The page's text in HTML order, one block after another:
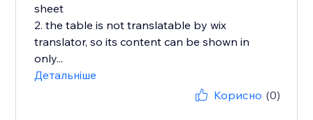
sheet
2. the table is not translatable by wix
translator, so its content can be shown in
only...
Детальніше
Корисно (0)